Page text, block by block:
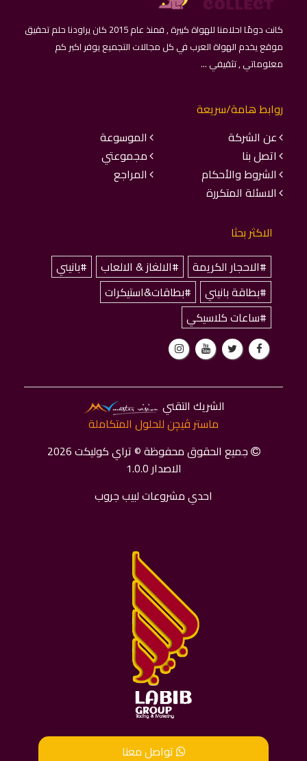
تواصل معنا
كانت دومًا احلامنا للهواة كبيرة , فمنذ عام 2015 كان يراودنا حلم تحقيق
موقع يخدم الهواة العرب في كل مجالات التجميع يوفر اكبر كم
معلوماتي , تثقيفي ...
روابط هامة/سريعة
عن الشركة
الموسوعة
اتصل بنا
مجموعتي
الشروط والأحكام
المراجع
الاسئلة المتكررة
الاكثر بحثا
#الاحجار الكريمة
#الالغاز & الالعاب
#بانيني
#بطاقة بانيني
#بطاقات&استيكرات
#ساعات كلاسيكي
الشريك التقني
ماستر ﭬﻴﭽﻦ للحلول المتكاملة
جميع الحقوق محفوظة © تراي كوليكت 2026
الاصدار 1.0.0
احدي مشروعات لبيب جروب